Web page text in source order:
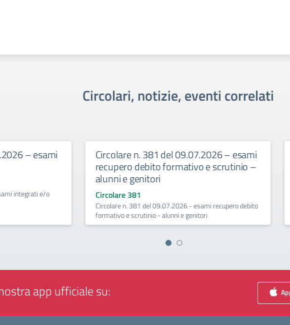
Circolari, notizie, eventi correlati
– esami
integrati e/o
Circolare n. 381 del 09.07.2026 – esami
recupero debito formativo e scrutinio –
alunni e genitori
Circolare 381
Circolare n. 381 del 09.07.2026 - esami recupero debito
formativo e scrutinio - alunni e genitori
app ufficiale su: